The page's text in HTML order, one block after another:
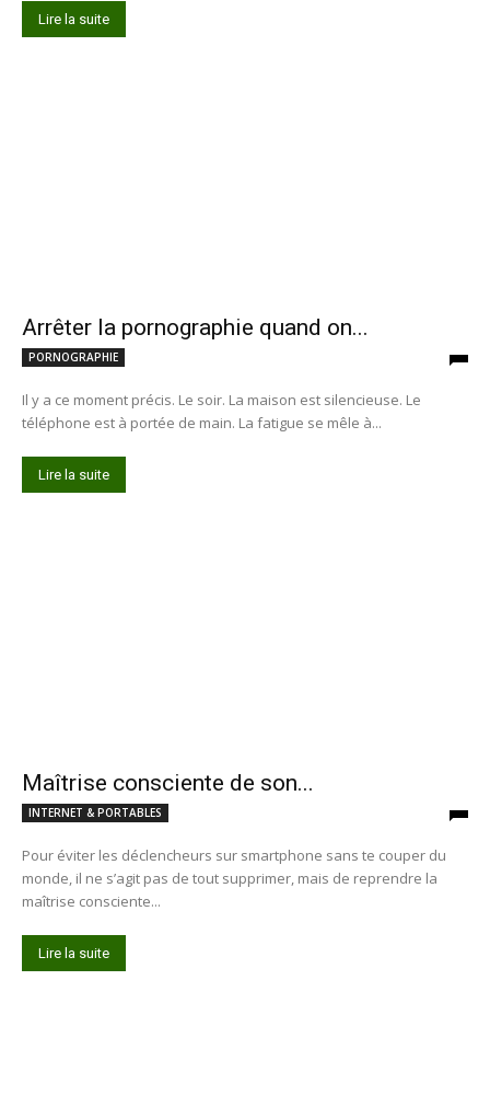
Lire la suite
Arrêter la pornographie quand on...
PORNOGRAPHIE
Il y a ce moment précis. Le soir. La maison est silencieuse. Le
téléphone est à portée de main. La fatigue se mêle à...
Lire la suite
Maîtrise consciente de son...
INTERNET & PORTABLES
Pour éviter les déclencheurs sur smartphone sans te couper du
monde, il ne s’agit pas de tout supprimer, mais de reprendre la
maîtrise consciente...
Lire la suite